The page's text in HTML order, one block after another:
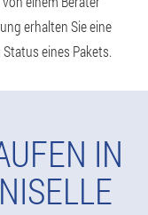
erhalten Sie eine
eines Pakets.
IN